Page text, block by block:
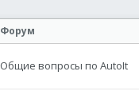
Форум
Общие вопросы по AutoIt